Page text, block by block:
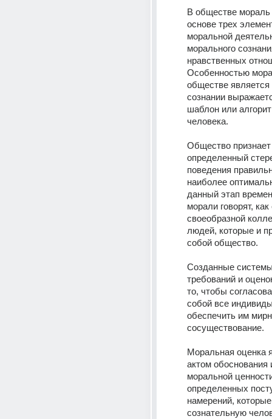
В обществе мораль
основе трех
моральной
морального
нравственных
Особенностью
обществе является
сознании
шаблон или
человека.
Общество признает
определенный
поведения
наиболее
данный этап
морали говорят, как
своеобразной
людей, которые и
собой общество.
Созданные
требований и
то, чтобы
собой все
обеспечить им
сосуществование.
Моральная оценка
актом обоснования
моральной
определенных
намерений,
сознательную